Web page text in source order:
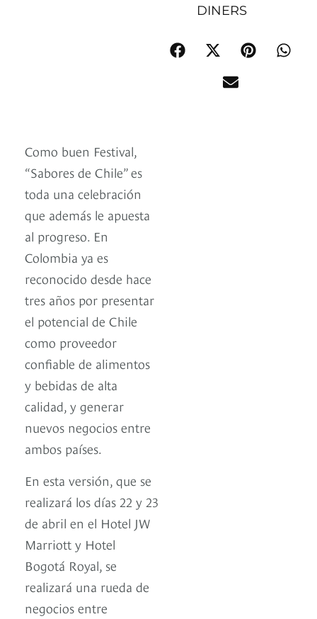
DINERS
Como buen Festival,
“Sabores de Chile” es
toda una celebración
que además le apuesta
al progreso. En
Colombia ya es
reconocido desde hace
tres años por presentar
el potencial de Chile
como proveedor
confiable de alimentos
y bebidas de alta
calidad, y generar
nuevos negocios entre
ambos países.
En esta versión, que se
realizará los días 22 y 23
de abril en el Hotel JW
Marriott y Hotel
Bogotá Royal, se
realizará una rueda de
negocios entre